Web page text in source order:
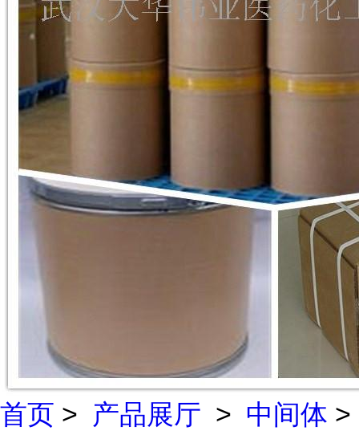
首页 > 产品展厅 > 中间体 >